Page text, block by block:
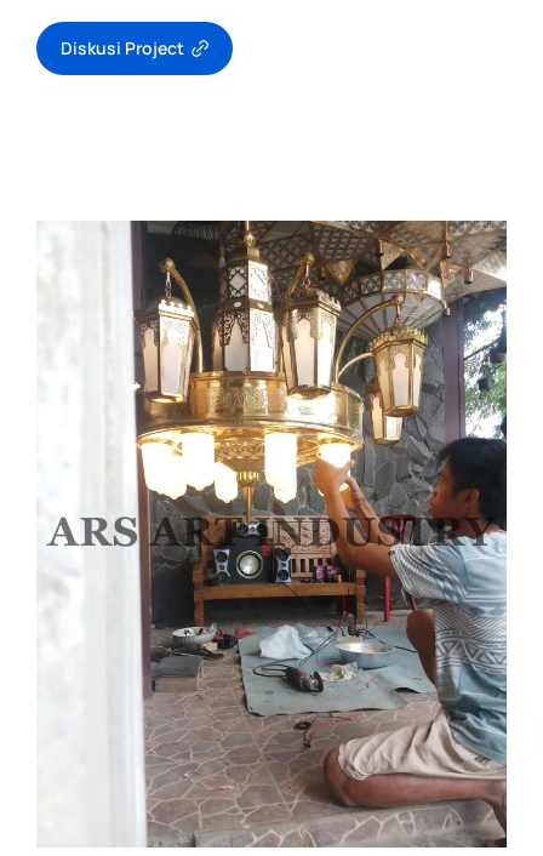
Diskusi Project